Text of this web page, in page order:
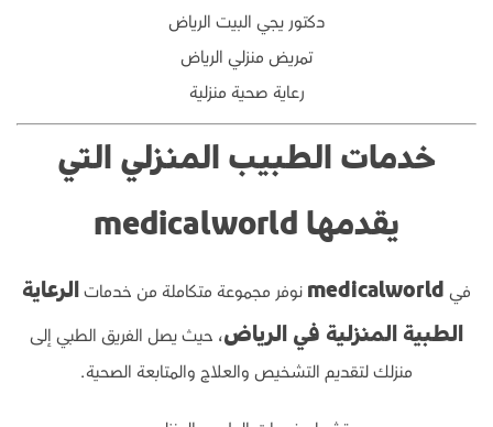
دكتور يجي البيت الرياض
تمريض منزلي الرياض
رعاية صحية منزلية
خدمات الطبيب المنزلي التي
يقدمها medicalworld
في medicalworld نوفر مجموعة متكاملة من خدمات الرعاية
الطبية المنزلية في الرياض، حيث يصل الفريق الطبي إلى
منزلك لتقديم التشخيص والعلاج والمتابعة الصحية.